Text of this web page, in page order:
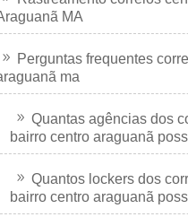
MA
Perguntas frequentes
ma
Quantas agências dos
bairro centro araguanã
Quantos lockers dos
bairro centro araguanã